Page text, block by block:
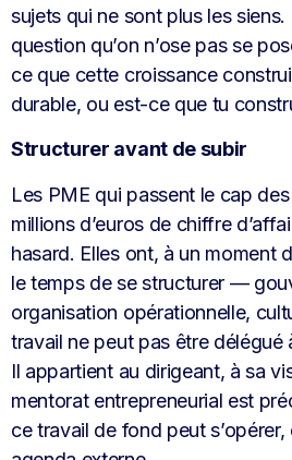
sujets qui ne sont plus les
question qu’on n’ose pas se
ce que cette croissance
durable, ou est-ce que tu
Structurer avant de subir
Les PME qui passent le cap
millions d’euros de chiffre
hasard. Elles ont, à un moment
le temps de se structurer —
organisation opérationnelle,
travail ne peut pas être délégué
Il appartient au dirigeant, à sa
mentorat entrepreneurial est
ce travail de fond peut